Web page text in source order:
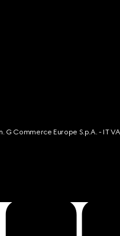
Commerce Europe S.p.A. - IT